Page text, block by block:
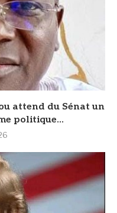
attend du Sénat un
politique...